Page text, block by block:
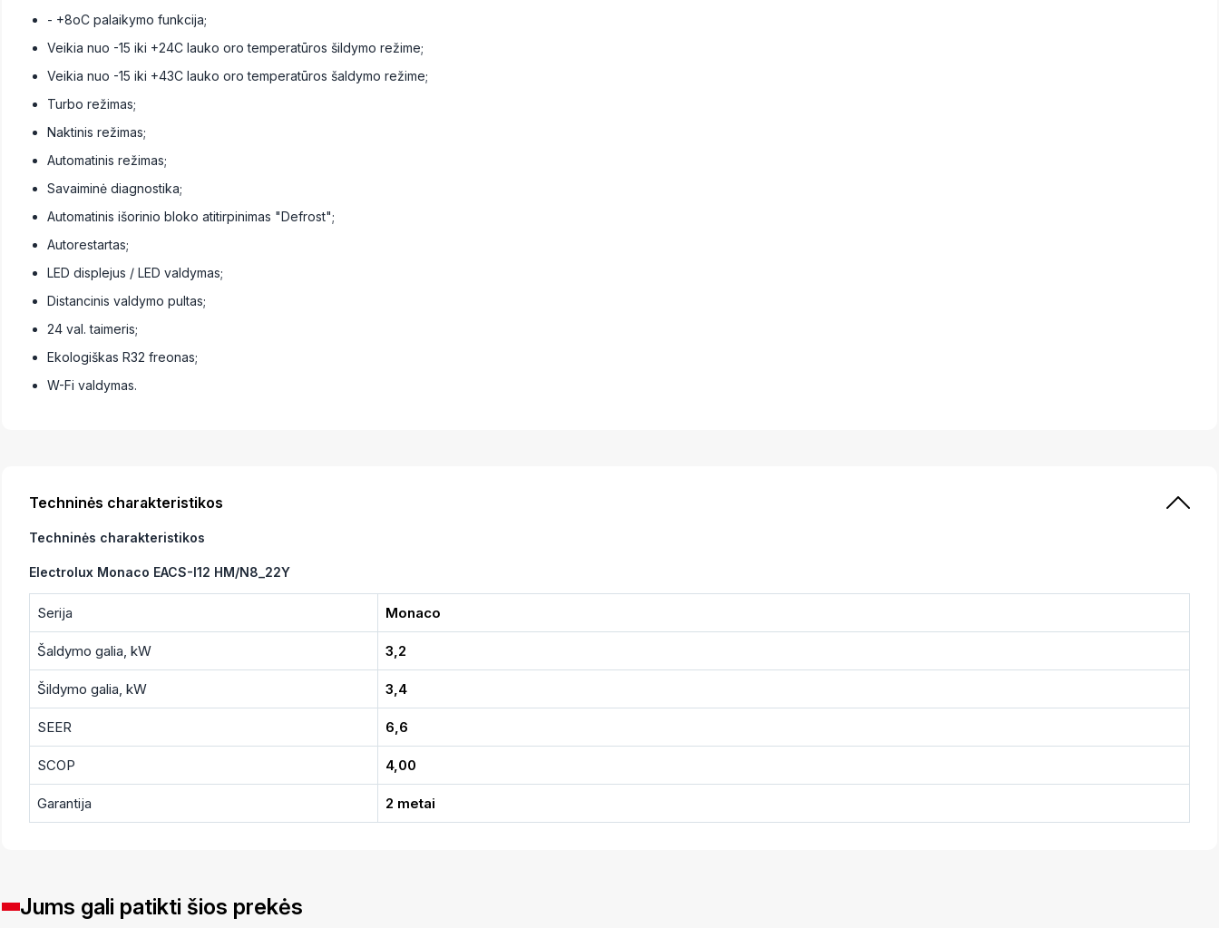
- +8oC palaikymo funkcija;
Veikia nuo -15 iki +24C lauko oro temperatūros šildymo režime;
Veikia nuo -15 iki +43C lauko oro temperatūros šaldymo režime;
Turbo režimas;
Naktinis režimas;
Automatinis režimas;
Savaiminė diagnostika;
Automatinis išorinio bloko atitirpinimas "Defrost";
Autorestartas;
LED displejus / LED valdymas;
Distancinis valdymo pultas;
24 val. taimeris;
Ekologiškas R32 freonas;
W-Fi valdymas.
Techninės charakteristikos
Techninės charakteristikos
Electrolux Monaco EACS-I12 HM/N8_22Y
Serija Monaco
Šaldymo galia, kW 3,2
Šildymo galia, kW 3,4
SEER 6,6
SCOP 4,00
Garantija 2 metai
Jums gali patikti šios prekės